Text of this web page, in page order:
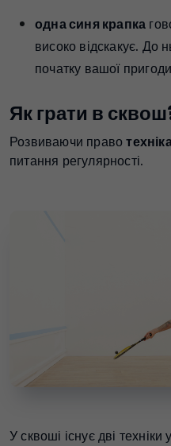
одна синя крапка
високо відскакує. До
початку вашої
Як грати в
Розвиваючи право
питання регулярності.
У сквоші існує дві техніки